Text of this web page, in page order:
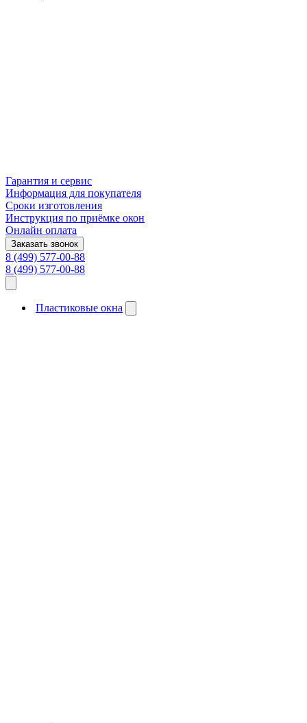
Гарантия и сервис
Информация для покупателя
Сроки изготовления
Инструкция по приёмке окон
Онлайн оплата
Заказать звонок
8 (499) 577-00-88
8 (499) 577-00-88
Пластиковые окна